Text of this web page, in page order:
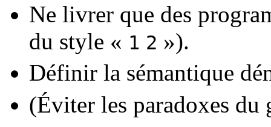
Ne livrer que des
du style « 1 2 »).
Définir la sémantique
(Éviter les paradoxes du